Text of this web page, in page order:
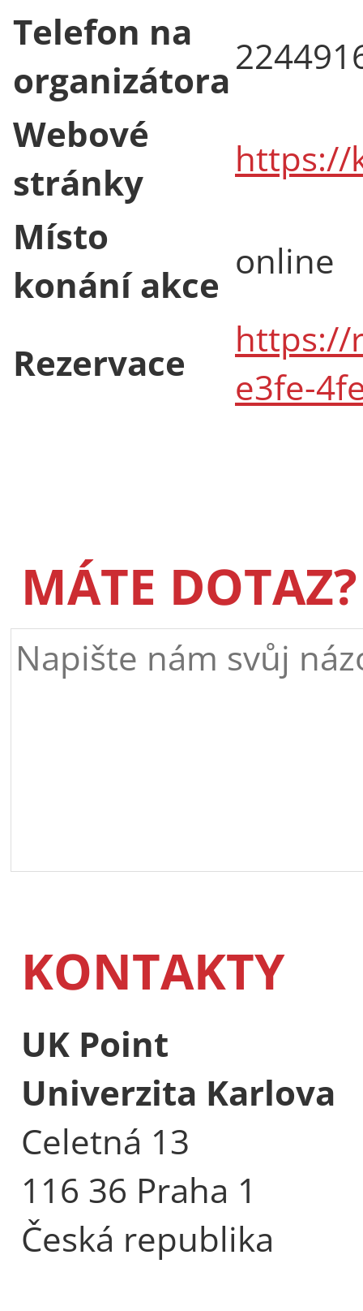
Telefon na
organizátora
Webové
stránky
https://
Místo
konání akce
online
Rezervace
https://
e3fe-
MÁTE DOTAZ?
KONTAKTY
UK Point
Univerzita Karlova
Celetná 13
116 36 Praha 1
Česká republika